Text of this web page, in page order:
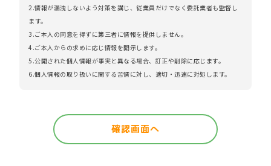
2.情報が漏洩しないよう対策を講じ、従業員だけでなく委託業者も監督し
ます。
3.ご本人の同意を得ずに第三者に情報を提供しません。
4.ご本人からの求めに応じ情報を開示します。
5.公開された個人情報が事実と異なる場合、訂正や削除に応じます。
6.個人情報の取り扱いに関する苦情に対し、適切・迅速に対処します。
確認画面へ